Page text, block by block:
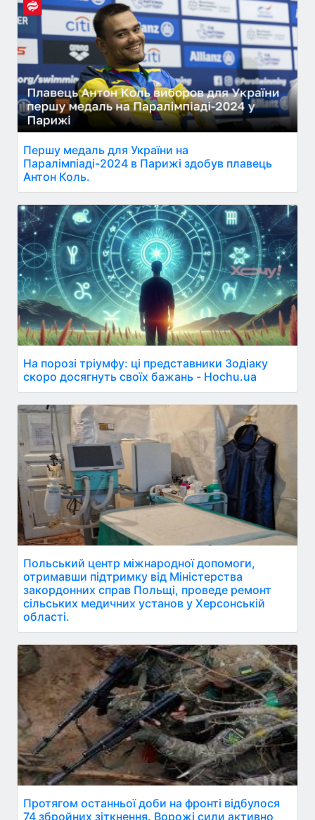
Першу медаль для України на
Паралімпіаді-2024 в Парижі здобув плавець
Антон Коль.
На порозі тріумфу: ці представники Зодіаку
скоро досягнуть своїх бажань - Hochu.ua
Польський центр міжнародної допомоги,
отримавши підтримку від Міністерства
закордонних справ Польщі, проведе ремонт
сільських медичних установ у Херсонській
області.
Протягом останньої доби на фронті відбулося
74 збройних зіткнення. Ворожі сили активно